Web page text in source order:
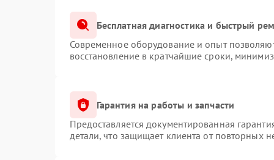
Бесплатная диагностика и быстрый
Современное оборудование и опыт
восстановление в кратчайшие сроки,
Гарантия на работы и запчасти
Предоставляется документированная
детали, что защищает клиента от повторных